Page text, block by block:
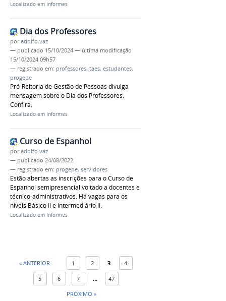
Localizado em Informes
Dia dos Professores
poradolfo.vaz
— publicado 15/10/2024 — última modificação
15/10/2024 09h57
— registrado em: professores, taes, estudantes,
progepe
Pró-Reitoria de Gestão de Pessoas divulga
mensagem sobre o Dia dos Professores.
Confira.
Localizado em Informes
Curso de Espanhol
poradolfo.vaz
— publicado 24/08/2022
— registrado em: progepe, servidores
Estão abertas as inscrições para o Curso de
Espanhol semipresencial voltado a docentes e
técnico-administrativos. Há vagas para os
níveis Básico II e Intermediário II.
Localizado em Informes
« ANTERIOR 1 2 3 4
5 6 7
47
PRÓXIMO »